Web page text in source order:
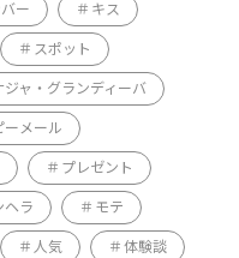
ー キス
スポット
ジャ・グランディーバ
ーメール
プレゼント
ヘラ モテ
人気 体験談